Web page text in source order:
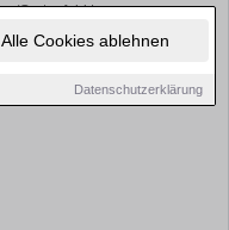
Alle Cookies ablehnen
Datenschutzerklärung